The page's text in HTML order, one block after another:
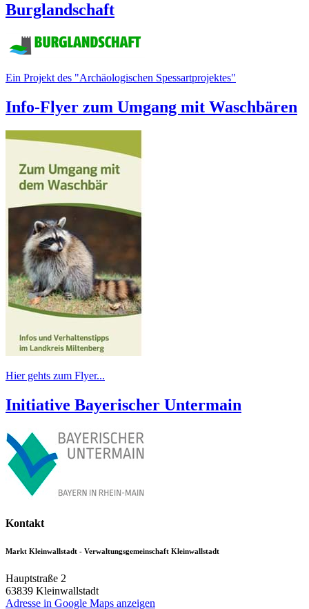
Burglandschaft
Ein Projekt des "Archäologischen Spessartprojektes"
Info-Flyer zum Umgang mit Waschbären
Hier gehts zum Flyer...
Initiative Bayerischer Untermain
Kontakt
Markt Kleinwallstadt - Verwaltungsgemeinschaft Kleinwallstadt
Hauptstraße 2
63839 Kleinwallstadt
Adresse in Google Maps anzeigen